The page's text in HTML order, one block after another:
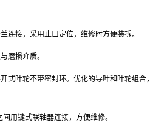
连接，采用止口定位，维修时方便装拆。
磨损介质。
式叶轮不带密封环。优化的导叶和叶轮组合，
用键式联轴器连接，方便维修。